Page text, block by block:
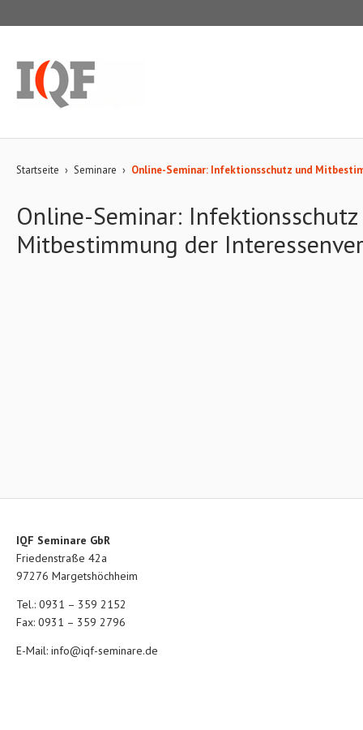
Startseite › Seminare › Online-Seminar: Infektionsschutz und
Online-Seminar:
Mitbestimmung der
IQF Seminare GbR
Friedenstraße 42a
97276 Margetshöchheim
Tel.: 0931 – 359 2152
Fax: 0931 – 359 2796
E-Mail: info@iqf-seminare.de